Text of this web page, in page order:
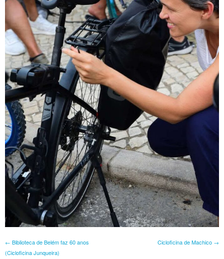
Post navigation
← Biblioteca de Belém faz 60 anos
(Cicloficina Junqueira)
Cicloficina de Machico →